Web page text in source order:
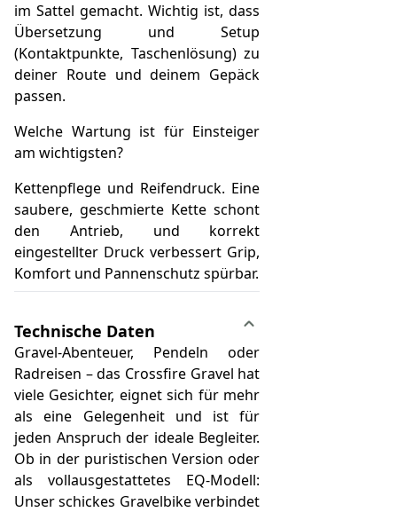
im Sattel gemacht. Wichtig ist, dass
Übersetzung und Setup
(Kontaktpunkte, Taschenlösung) zu
deiner Route und deinem Gepäck
passen.
Welche Wartung ist für Einsteiger
am wichtigsten?
Kettenpflege und Reifendruck. Eine
saubere, geschmierte Kette schont
den Antrieb, und korrekt
eingestellter Druck verbessert Grip,
Komfort und Pannenschutz spürbar.
Technische Daten
Gravel-Abenteuer, Pendeln oder
Radreisen – das Crossfire Gravel hat
viele Gesichter, eignet sich für mehr
als eine Gelegenheit und ist für
jeden Anspruch der ideale Begleiter.
Ob in der puristischen Version oder
als vollausgestattetes EQ-Modell:
Unser schickes Gravelbike verbindet